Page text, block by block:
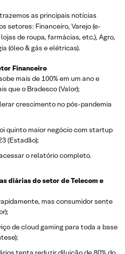
as principais notícias
setores: Financeiro, Varejo(e-
de roupa, farmácias, etc.), Agro,
(óleo & gás e elétricas).
Financeiro
mais de 100% em um ano e
que o Bradesco (Valor);
crescimento no pós-pandemia
quinto maior negócio com startup
(Estadão);
o relatório completo.
diárias do setor de Telecom e
mas consumidor sente
de cloud gaming para toda a base